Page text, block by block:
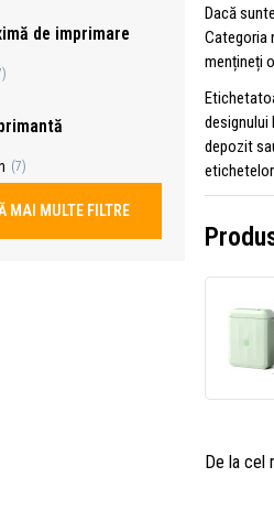
de imprimare
(7)
MAI MULTE FILTRE
Dacă
Categoria
mențineți
designului
depozit
De la cel